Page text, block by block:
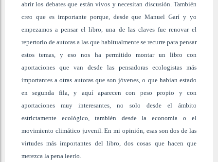
abrir los debates que están vivos y necesitan discusión. También
creo que es importante porque, desde que Manuel Garí y yo
empezamos a pensar el libro, una de las claves fue renovar el
repertorio de autoras a las que habitualmente se recurre para pensar
estos temas, y eso nos ha permitido montar un libro con
aportaciones que van desde las pensadoras ecologistas más
importantes a otras autoras que son jóvenes, o que habían estado
en segunda fila, y aquí aparecen con peso propio y con
aportaciones muy interesantes, no solo desde el ámbito
estrictamente ecológico, también desde la economía o el
movimiento climático juvenil. En mi opinión, esas son dos de las
virtudes más importantes del libro, dos cosas que hacen que
merezca la pena leerlo.